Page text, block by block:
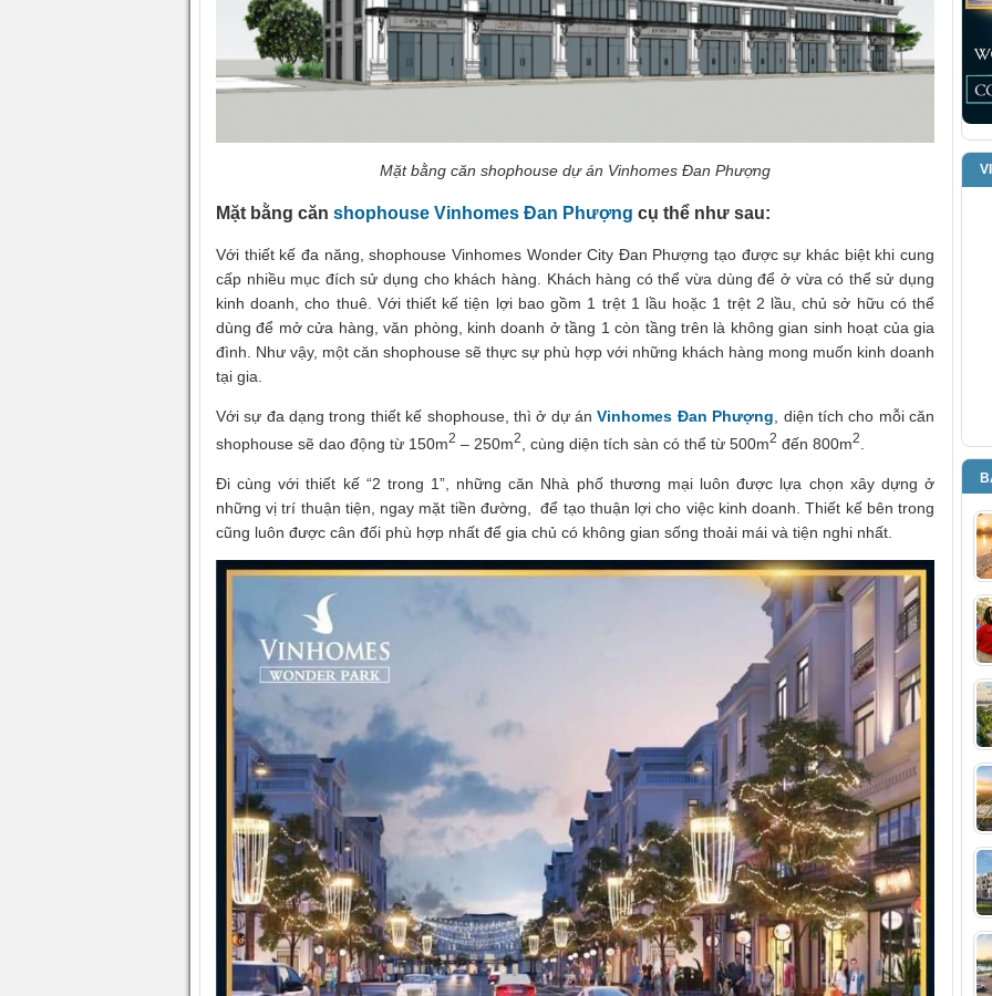
Mặt bằng căn shophouse dự án Vinhomes Đan Phượng
Mặt bằng căn shophouse Vinhomes Đan Phượng cụ thể như sau:
Với thiết kế đa năng, shophouse Vinhomes Wonder City Đan Phượng tạo được sự khác biệt khi cung
cấp nhiều mục đích sử dụng cho khách hàng. Khách hàng có thể vừa dùng để ở vừa có thể sử dụng
kinh doanh, cho thuê. Với thiết kế tiện lợi bao gồm 1 trệt 1 lầu hoặc 1 trệt 2 lầu, chủ sở hữu có thể
dùng để mở cửa hàng, văn phòng, kinh doanh ở tầng 1 còn tầng trên là không gian sinh hoạt của gia
đình. Như vậy, một căn shophouse sẽ thực sự phù hợp với những khách hàng mong muốn kinh doanh
tại gia.
Với sự đa dạng trong thiết kế shophouse, thì ở dự ánVinhomes Đan Phượng, diện tích cho mỗi căn
shophouse sẽ dao động từ 150m2 – 250m2 , cùng diện tích sàn có thể từ 500m2 đến 800m2
Đi cùng với thiết kế “2 trong 1”, những căn Nhà phố thương mại luôn được lựa chọn xây dựng ở
những vị trí thuận tiện, ngay mặt tiền đường, để tạo thuận lợi cho việc kinh doanh. Thiết kế bên trong
cũng luôn được cân đối phù hợp nhất để gia chủ có không gian sống thoải mái và tiện nghi nhất.